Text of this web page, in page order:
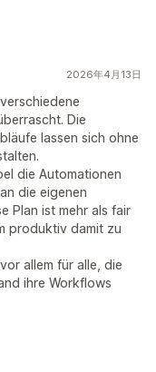
2026年4月13日
Die
lassen sich ohne
die Automationen
die eigenen
Plan ist mehr als fair
produktiv damit zu
allem für alle, die
ihre Workflows